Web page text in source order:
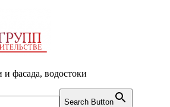
фасада, водостоки
Search Button